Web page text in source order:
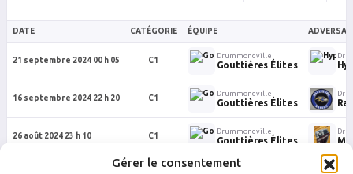
Gérer le consentement
DATE CATÉGORIE ÉQUIPE
21 septembre 2024 00 h 05 C1
Drummondville
Gouttières Élites
16 septembre 2024 22 h 20 C1
Drummondville
Gouttières Élites
26 août 2024 23 h 10 C1
Drummondville
Gouttières Élites
Drummondville